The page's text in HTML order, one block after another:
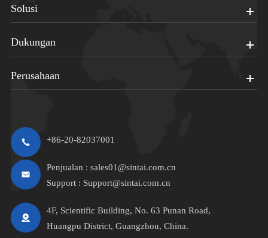
Solusi
Dukungan
Perusahaan
+86-20-82037001
Penjualan : sales01@sintai.com.cn
Support : Support@sintai.com.cn
4F, Scientific Building, No. 63 Punan Road,
Huangpu District, Guangzhou, China.